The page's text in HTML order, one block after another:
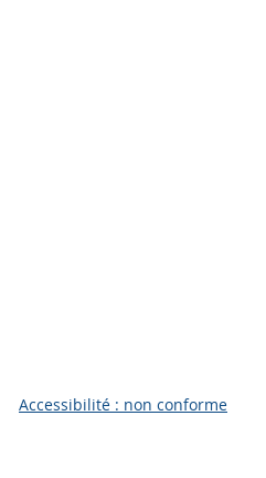
Accessibilité : non conforme